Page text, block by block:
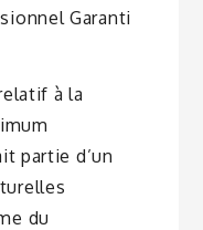
Garanti
à la
partie d’un
du